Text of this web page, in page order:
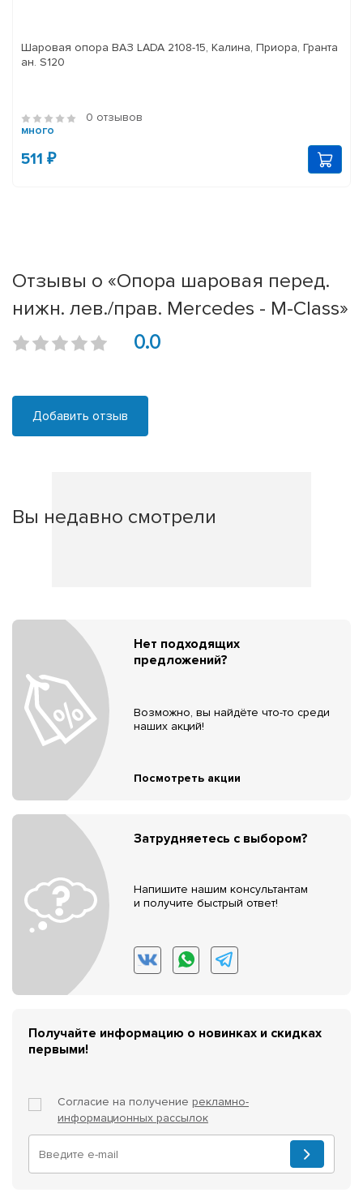
Шаровая опора ВАЗ LADA 2108-15, Калина, Приора, Гранта
ан. S120
0 отзывов
много
511 ₽
Отзывы о «Опора шаровая перед.
нижн. лев./прав. Mercedes - M-Class»
0.0
Добавить отзыв
Вы недавно смотрели
Нет подходящих
предложений?
Возможно, вы найдёте что-то среди
наших акций!
Посмотреть акции
Затрудняетесь с выбором?
Напишите нашим консультантам
и получите быстрый ответ!
Получайте информацию о новинках и скидках
первыми!
Согласие на получение рекламно-
информационных рассылок